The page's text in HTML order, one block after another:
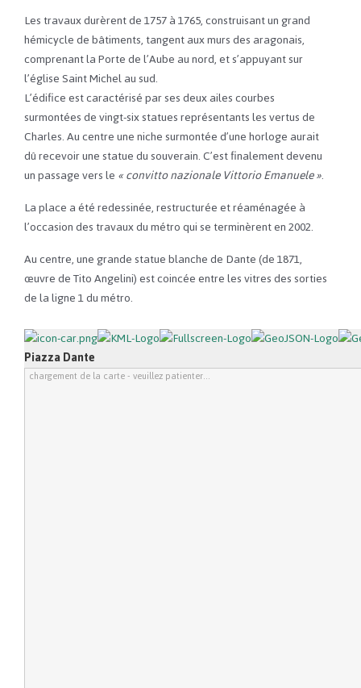
Les travaux durèrent de 1757 à 1765, construisant un grand
hémicycle de bâtiments, tangent aux murs des aragonais,
comprenant la Porte de l’Aube au nord, et s’appuyant sur
l’église Saint Michel au sud.
L’édifice est caractérisé par ses deux ailes courbes
surmontées de vingt-six statues représentants les vertus de
Charles. Au centre une niche surmontée d’une horloge aurait
dû recevoir une statue du souverain. C’est finalement devenu
un passage vers le« convitto nazionale Vittorio Emanuele ».
La place a été redessinée, restructurée et réaménagée à
l’occasion des travaux du métro qui se terminèrent en 2002.
Au centre, une grande statue blanche de Dante (de 1871,
œuvre de Tito Angelini) est coincée entre les vitres des sorties
de la ligne 1 du métro.
Piazza Dante
chargement de la carte - veuillez patienter...